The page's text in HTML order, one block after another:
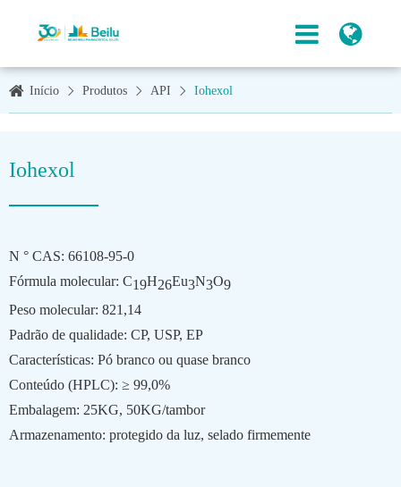
Início Produtos API Iohexol
Iohexol
N ° CAS: 66108-95-0
Fórmula molecular: C19H26Eu3N3O9
Peso molecular: 821,14
Padrão de qualidade: CP, USP, EP
Características: Pó branco ou quase branco
Conteúdo (HPLC): ≥ 99,0%
Embalagem: 25KG, 50KG/tambor
Armazenamento: protegido da luz, selado firmemente